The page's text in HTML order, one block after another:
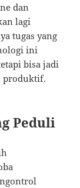
dan
lagi
tugas yang
ini
bisa jadi
produktif.
Peduli